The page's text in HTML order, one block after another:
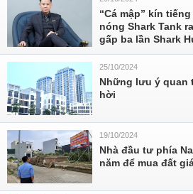
“Cá mập” kín
nóng Shark Tank
gấp ba lần Shark
25/10/2024
Những lưu ý quan
hời
19/10/2024
Nhà đầu tư phía
năm để mua đất